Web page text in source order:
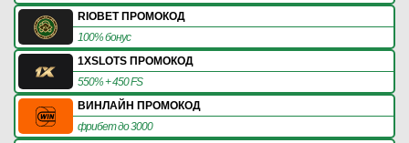
RIOBET ПРОМОКОД
100% бонус
1XSLOTS ПРОМОКОД
550% + 450 FS
ВИНЛАЙН ПРОМОКОД
фрибет до 3000